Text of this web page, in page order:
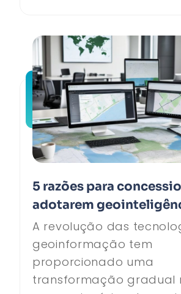
5 razões para
adotarem
A revolução das
geoinformação tem
proporcionado uma
transformação gradual